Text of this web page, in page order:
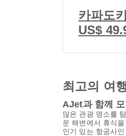
카파도
US$
최고의 여
AJet과 함께
많은 관광 명소를
운 해변에서 휴식
인기 있는 항공사